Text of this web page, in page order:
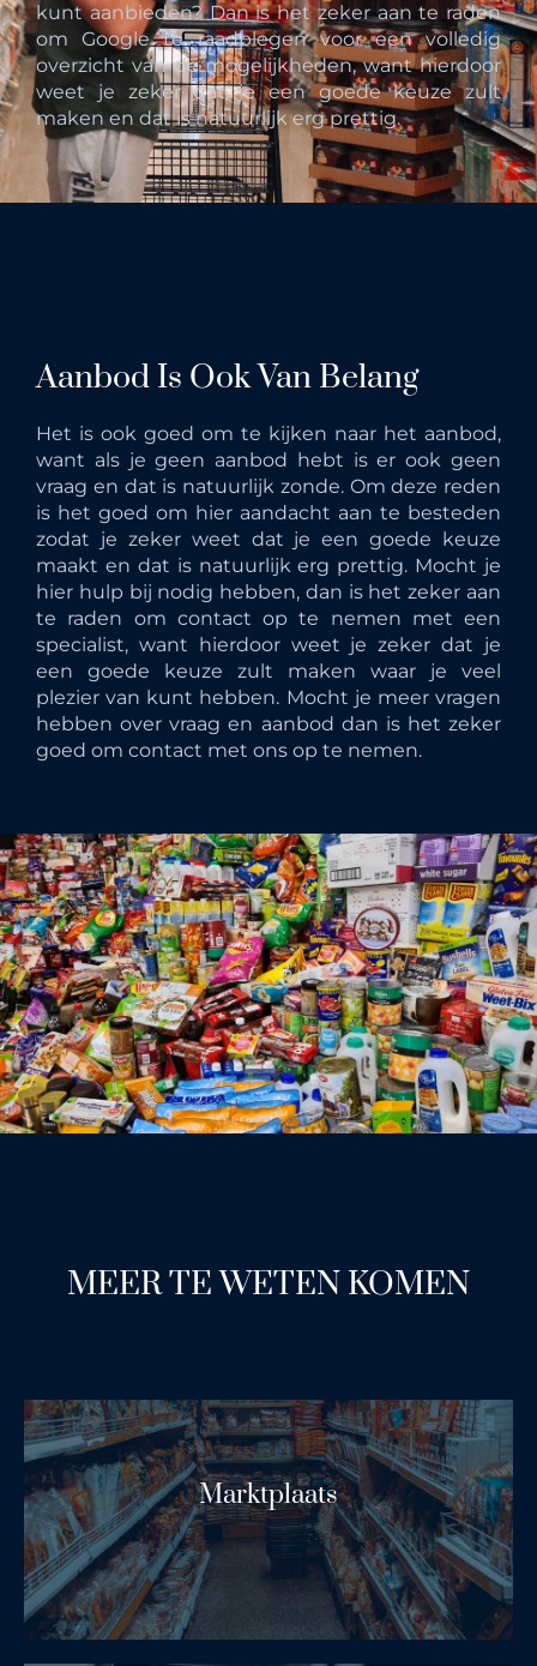
kunt aanbieden? Dan is het zeker aan te raden
om Google te raadplegen voor een volledig
overzicht van de mogelijkheden, want hierdoor
weet je zeker dat je een goede keuze zult
maken en dat is natuurlijk erg prettig.
Aanbod Is Ook Van Belang
Het is ook goed om te kijken naar het aanbod,
want als je geen aanbod hebt is er ook geen
vraag en dat is natuurlijk zonde. Om deze reden
is het goed om hier aandacht aan te besteden
zodat je zeker weet dat je een goede keuze
maakt en dat is natuurlijk erg prettig. Mocht je
hier hulp bij nodig hebben, dan is het zeker aan
te raden om contact op te nemen met een
specialist, want hierdoor weet je zeker dat je
een goede keuze zult maken waar je veel
plezier van kunt hebben. Mocht je meer vragen
hebben over vraag en aanbod dan is het zeker
goed om contact met ons op te nemen.
MEER TE WETEN KOMEN
Marktplaats
Lees Meer